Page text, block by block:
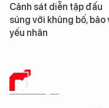
Trung Quốc phát hiện
cao su tự nhiên” từ một
loài cỏ dại mọc trên đất
DỮ LIỆU